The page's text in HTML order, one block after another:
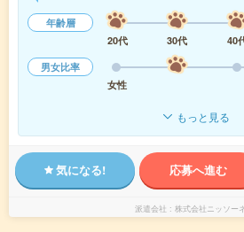
年齢層
20代
30代 40
男女比率
女性
もっと見る
気になる! 応募へ進む
派遣会社 株式会社ニッソー